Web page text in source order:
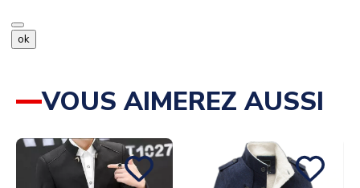
ok
VOUS AIMEREZ AUSSI